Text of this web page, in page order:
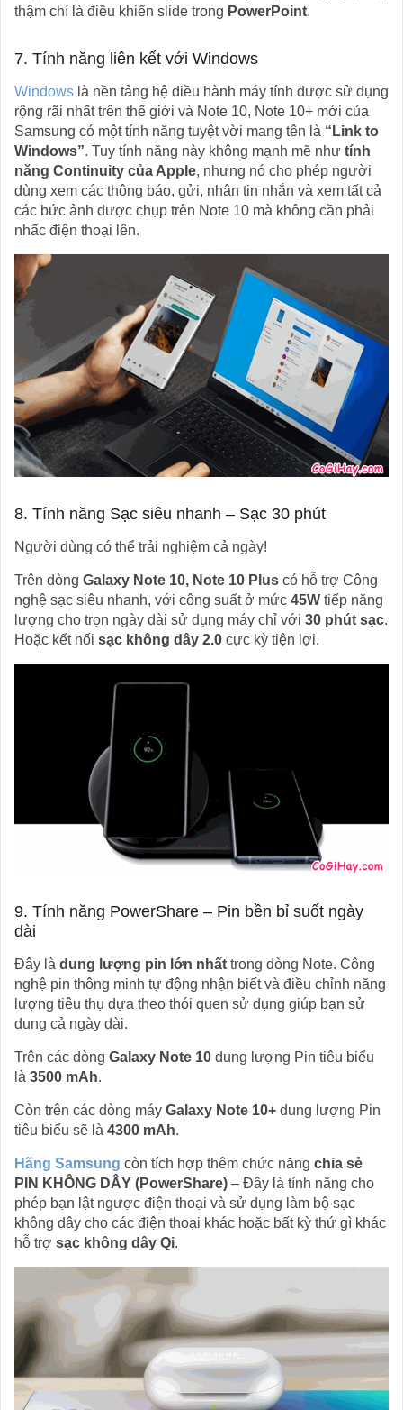
thậm chí là điều khiển slide trong PowerPoint.
7. Tính năng liên kết với Windows
Windows là nền tảng hệ điều hành máy tính được sử dụng
rộng rãi nhất trên thế giới và Note 10, Note 10+ mới của
Samsung có một tính năng tuyệt vời mang tên là “Link to
Windows”. Tuy tính năng này không mạnh mẽ như tính
năng Continuity của Apple, nhưng nó cho phép người
dùng xem các thông báo, gửi, nhận tin nhắn và xem tất cả
các bức ảnh được chụp trên Note 10 mà không cần phải
nhấc điện thoại lên.
8. Tính năng Sạc siêu nhanh – Sạc 30 phút
Người dùng có thể trải nghiệm cả ngày!
Trên dòng Galaxy Note 10, Note 10 Plus có hỗ trợ Công
nghệ sạc siêu nhanh, với công suất ở mức 45W tiếp năng
lượng cho trọn ngày dài sử dụng máy chỉ với 30 phút sạc.
Hoặc kết nối sạc không dây 2.0 cực kỳ tiện lợi.
9. Tính năng PowerShare – Pin bền bỉ suốt ngày
dài
Đây là dung lượng pin lớn nhất trong dòng Note. Công
nghệ pin thông minh tự động nhận biết và điều chỉnh năng
lượng tiêu thụ dựa theo thói quen sử dụng giúp bạn sử
dụng cả ngày dài.
Trên các dòng Galaxy Note 10 dung lượng Pin tiêu biểu
là 3500 mAh.
Còn trên các dòng máy Galaxy Note 10+ dung lượng Pin
tiêu biểu sẽ là 4300 mAh.
Hãng Samsung còn tích hợp thêm chức năng chia sẻ
PIN KHÔNG DÂY (PowerShare) – Đây là tính năng cho
phép bạn lật ngược điện thoại và sử dụng làm bộ sạc
không dây cho các điện thoại khác hoặc bất kỳ thứ gì khác
hỗ trợ sạc không dây Qi.